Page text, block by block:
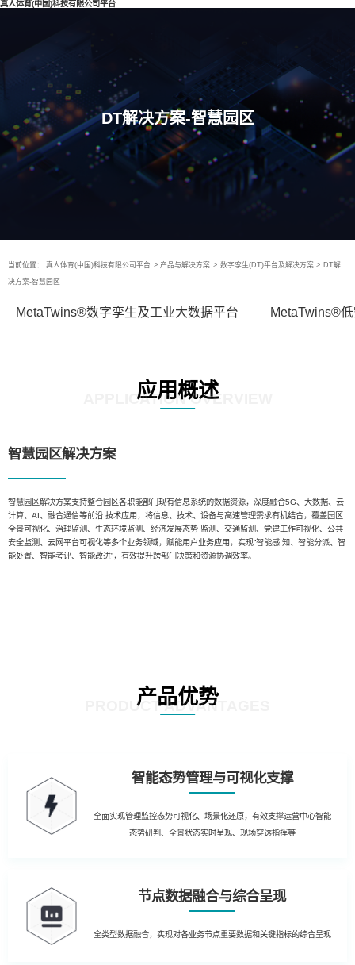
真人体育(中国)科技有限公司平台
DT解决方案-智慧园区
当前位置： 真人体育(中国)科技有限公司平台 > 产品与解决方案 > 数字孪生(DT)平台及解决方案 > DT解
决方案-智慧园区
MetaTwins®数字孪生及工业大数据平台 MetaTwins®
应用概述
APPLICATION OVERVIEW
智慧园区解决方案
智慧园区解决方案支持整合园区各职能部门现有信息系统的数据资源，深度融合5G、大数据、云
计算、AI、融合通信等前沿 技术应用，将信息、技术、设备与高速管理需求有机结合，覆盖园区
全景可视化、治理监测、生态环境监测、经济发展态势 监测、交通监测、党建工作可视化、公共
安全监测、云网平台可视化等多个业务领域，赋能用户业务应用，实现“智能感 知、智能分派、智
能处置、智能考评、智能改进”，有效提升跨部门决策和资源协调效率。
产品优势
PRODUCT ADVANTAGES
智能态势管理与可视化支撑
全面实现管理监控态势可视化、场景化还原，有效支撑运营中心智能
态势研判、全景状态实时呈现、现场穿透指挥等
节点数据融合与综合呈现
全类型数据融合，实现对各业务节点重要数据和关键指标的综合呈现